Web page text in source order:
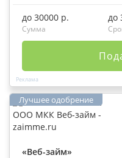
до 30000 р.
Сумма
до
«Веб-займ»